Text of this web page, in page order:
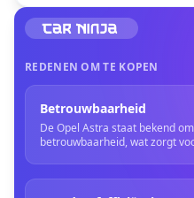
REDENEN OM TE KOPEN
Betrouwbaarheid
De Opel Astra staat bekend
betrouwbaarheid, wat zorgt